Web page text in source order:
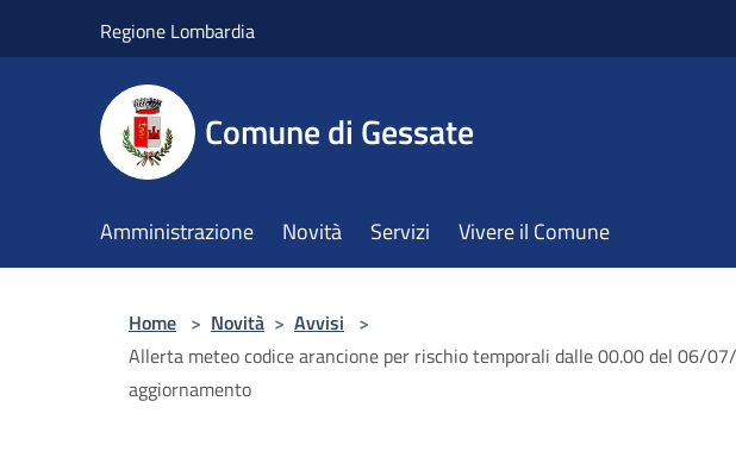
Regione Lombardia
Comune di Gessate
Amministrazione Novità Servizi Vivere il Comune
Home > Novità > Avvisi >
Allerta meteo codice arancione per rischio temporali dalle 00.00 del 06/
aggiornamento